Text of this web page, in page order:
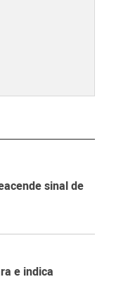
sinal de
e indica